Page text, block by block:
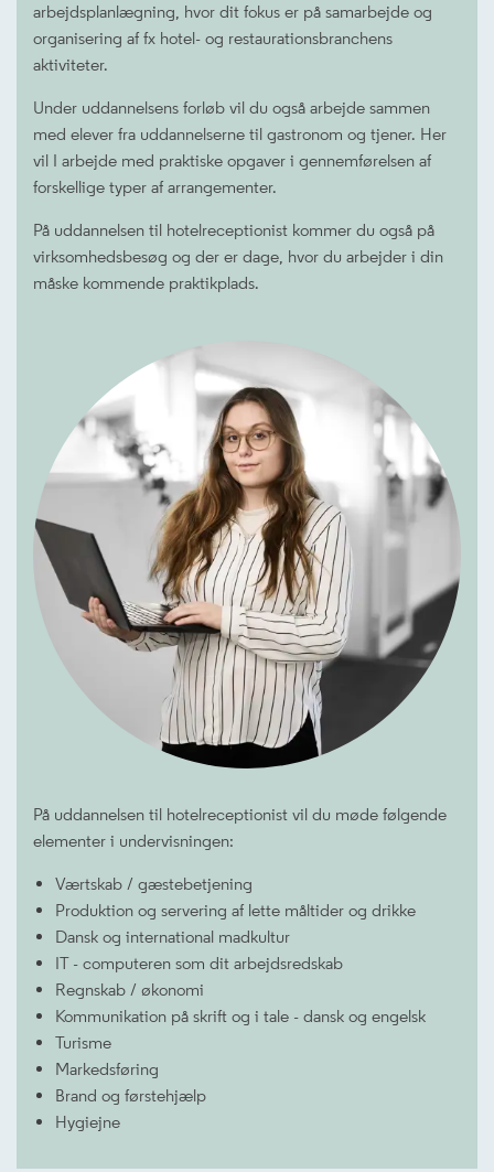
arbejdsplanlægning, hvor dit fokus er på samarbejde og
organisering af fx hotel- og restaurationsbranchens
aktiviteter.
Under uddannelsens forløb vil du også arbejde sammen
med elever fra uddannelserne til gastronom og tjener. Her
vil I arbejde med praktiske opgaver i gennemførelsen af
forskellige typer af arrangementer.
På uddannelsen til hotelreceptionist kommer du også på
virksomhedsbesøg og der er dage, hvor du arbejder i din
måske kommende praktikplads.
På uddannelsen til hotelreceptionist vil du møde følgende
elementer i undervisningen:
Værtskab / gæstebetjening
Produktion og servering af lette måltider og drikke
Dansk og international madkultur
IT - computeren som dit arbejdsredskab
Regnskab / økonomi
Kommunikation på skrift og i tale - dansk og engelsk
Turisme
Markedsføring
Brand og førstehjælp
Hygiejne